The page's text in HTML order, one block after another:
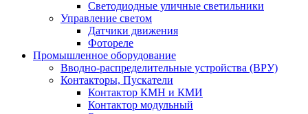
Светодиодные уличные светильники
Управление светом
Датчики движения
Фотореле
Промышленное оборудование
Вводно-распределительные устройства (ВРУ)
Контакторы, Пускатели
Контактор КМН и КМИ
Контактор модульный